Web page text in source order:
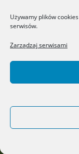
Używamy plików
serwisów.
Zarządzaj serwisami
sierpień 2022
lipiec 2022
czerwiec 2022
maj 2022
luty 2022